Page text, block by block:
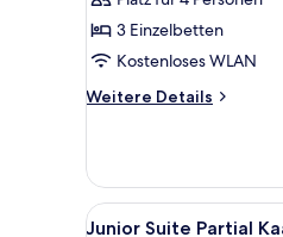
(Haram
View)
anzeigen
3 Einzelbetten
Kostenloses WLAN
Weitere Details
Weitere
Dreibettzimmer
(Haram
View)
Alle
8
Junior Suite Partial